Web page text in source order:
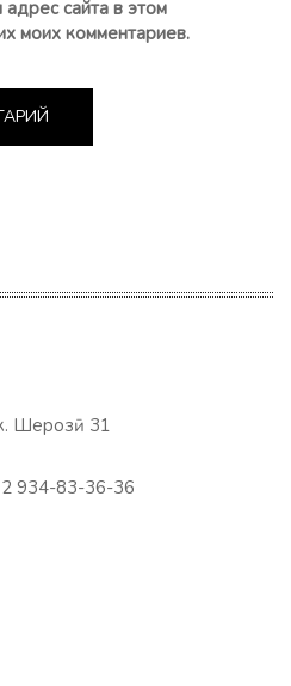
сайта в этом
моих комментариев.
Шерозӣ 31
934-83-36-36